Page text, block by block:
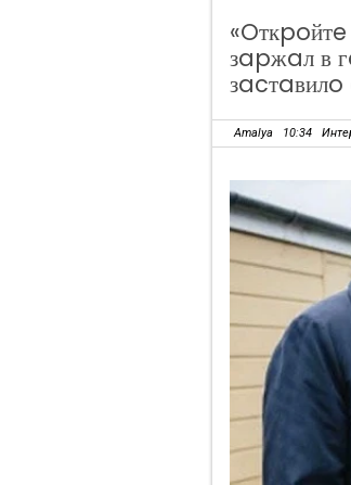
зapжaл в
Amalya 10:34